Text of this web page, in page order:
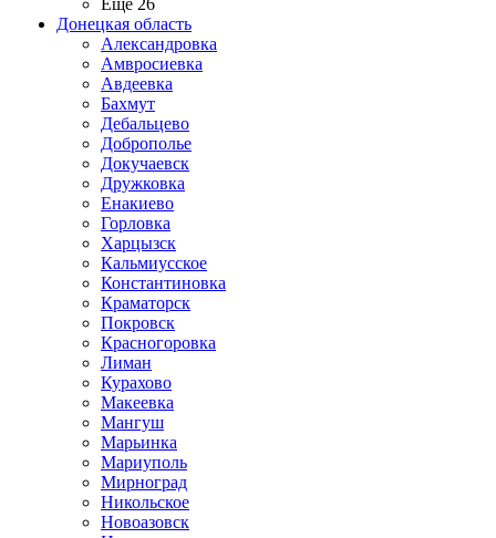
Ещё 26
Донецкая область
Александровка
Амвросиевка
Авдеевка
Бахмут
Дебальцево
Доброполье
Докучаевск
Дружковка
Енакиево
Горловка
Харцызск
Кальмиусское
Константиновка
Краматорск
Покровск
Красногоровка
Лиман
Курахово
Макеевка
Мангуш
Марьинка
Мариуполь
Мирноград
Никольское
Новоазовск